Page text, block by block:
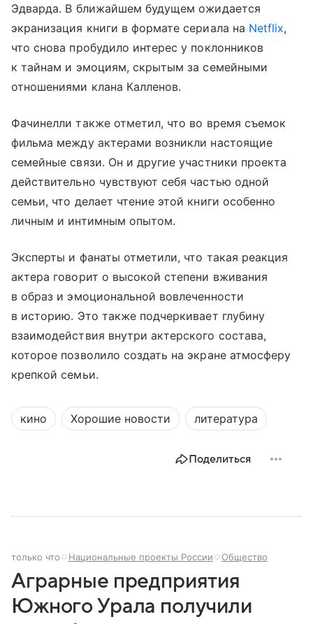
Эдварда. В ближайшем будущем ожидается
экранизация книги в формате сериала на Netflix,
что снова пробудило интерес у поклонников
к тайнам и эмоциям, скрытым за семейными
отношениями клана Калленов.
Фачинелли также отметил, что во время съемок
фильма между актерами возникли настоящие
семейные связи. Он и другие участники проекта
действительно чувствуют себя частью одной
семьи, что делает чтение этой книги особенно
личным и интимным опытом.
Эксперты и фанаты отметили, что такая реакция
актера говорит о высокой степени вживания
в образ и эмоциональной вовлеченности
в историю. Это также подчеркивает глубину
взаимодействия внутри актерского состава,
которое позволило создать на экране атмосферу
крепкой семьи.
кино Хорошие новости литература
Поделиться
только что Национальные проекты России Общество
Аграрные предприятия
Южного Урала получили